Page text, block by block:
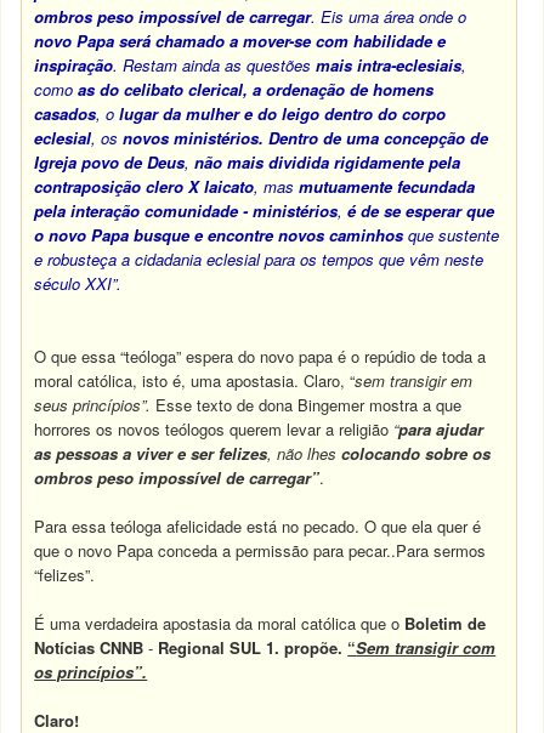
ombros peso impossível de carregar. Eis uma área onde o
novo Papa será chamado a mover-se com habilidade e
inspiração. Restam ainda as questõesmais intra-eclesiais,
como as do celibato clerical, a ordenação de homens
casados, o lugar da mulher e do leigo dentro do corpo
eclesial, osnovos ministérios. Dentro de uma concepção de
Igreja povo de Deus,não mais dividida rigidamente pela
contraposição clero X laicato, masmutuamente fecundada
pela interação comunidade - ministérios,é de se esperar que
o novo Papa busque e encontre novos caminhos que sustente
e robusteça a cidadania eclesial para os tempos que vêm neste
século XXI”.
O que essa “teóloga” espera do novo papa é o repúdio de toda a
moral católica, isto é, uma apostasia. Claro, “sem transigir em
seus princípios”. Esse texto de dona Bingemer mostra a que
horrores os novos teólogos querem levar a religião “para ajudar
as pessoas a viver e ser felizes, não lhescolocando sobre os
ombros peso impossível de carregar”.
Para essa teóloga afelicidade está no pecado. O que ela quer é
que o novo Papa conceda a permissão para pecar..Para sermos
“felizes”.
É uma verdadeira apostasia da moral católica que o Boletim de
Notícias CNNB - Regional SUL 1. propõe. “Sem transigir com
os princípios”.
Claro!